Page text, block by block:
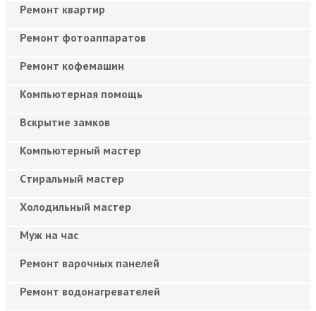
Ремонт квартир
Ремонт фотоаппаратов
Ремонт кофемашин
Компьютерная помощь
Вскрытие замков
Компьютерный мастер
Cтиральный мастер
Холодильный мастер
Муж на час
Ремонт варочных панелей
Ремонт водонагревателей